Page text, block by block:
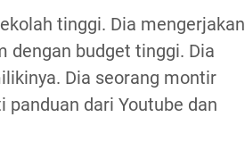
tinggi. Dia mengerjakan
dengan budget tinggi. Dia
Dia seorang montir
panduan dari Youtube dan